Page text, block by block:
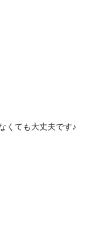
くても大丈夫です♪